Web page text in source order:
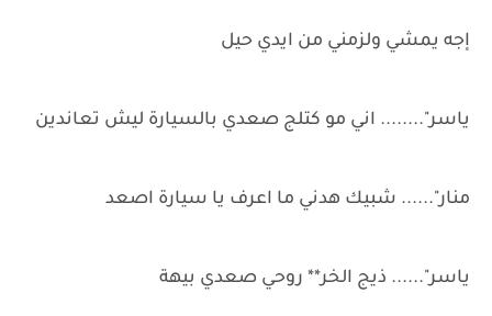
إجه يمشي ولزمني من ايدي حيل
ياسر"........ اني مو كتلج صعدي بالسيارة ليش تعاندين
منار"...... شبيك هدني ما اعرف يا سيارة اصعد
ياسر"...... ذيج الخر** روحي صعدي بيهة